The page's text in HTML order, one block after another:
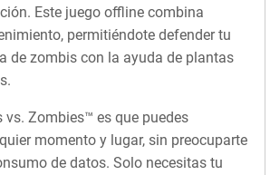
Este juego offline combina
permitiéndote defender tu
de zombis con la ayuda de plantas
vs. Zombies™ es que puedes
momento y lugar, sin preocuparte
de datos. Solo necesitas tu